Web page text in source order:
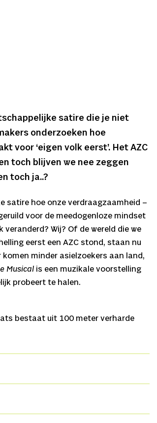
satire die je niet
onderzoeken hoe
voor ‘eigen volk eerst’. Het AZC
toch blijven we nee zeggen
toch ja..?
satire hoe onze verdraagzaamheid –
voor de meedogenloze mindset
veranderd? Wij? Of de wereld die we
eerst een AZC stond, staan nu
minder asielzoekers aan land,
Musical is een muzikale voorstelling
probeert te halen.
bestaat uit 100 meter verharde
Hester van Zelst,Productie